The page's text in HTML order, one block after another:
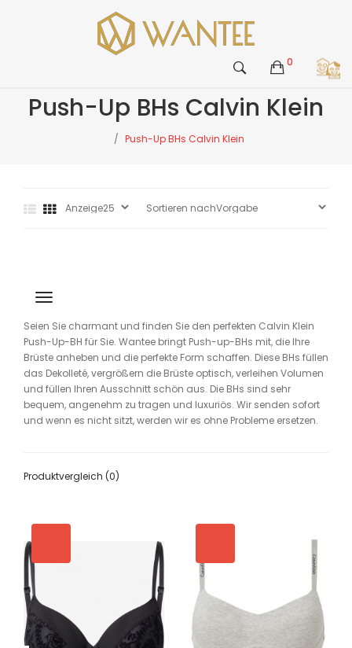
0
Push-Up BHs Calvin Klein
Push-Up BHs Calvin Klein
Seien Sie charmant und finden Sie den perfekten Calvin Klein
Push-Up-BH für Sie. Wantee bringt Push-up-BHs mit, die Ihre
Brüste anheben und die perfekte Form schaffen. Diese BHs füllen
das Dekolleté, vergrößern die Brüste optisch, verleihen Volumen
und füllen Ihren Ausschnitt schön aus. Die BHs sind sehr
bequem, angenehm zu tragen und luxuriös. Wir senden sofort
und wenn es nicht sitzt, werden wir es ohne Probleme ersetzen.
Produktvergleich (0)